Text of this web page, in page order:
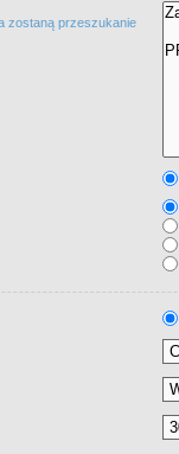
zostaną przeszukanie